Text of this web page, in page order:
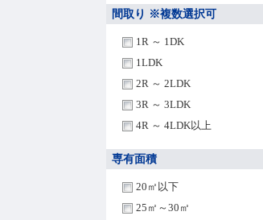
間取り ※複数選択可
1R ～ 1DK
1LDK
2R ～ 2LDK
3R ～ 3LDK
4R ～ 4LDK以上
専有面積
20㎡以下
25㎡～30㎡